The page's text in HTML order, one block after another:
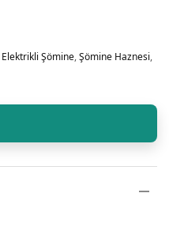
Elektrikli Şömine,Şömine Haznesi,